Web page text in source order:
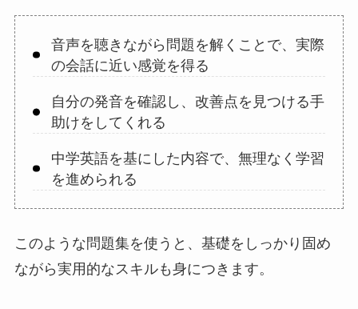
音声を聴きながら問題を解くことで、実際
の会話に近い感覚を得る
自分の発音を確認し、改善点を見つける手
助けをしてくれる
中学英語を基にした内容で、無理なく学習
を進められる
このような問題集を使うと、基礎をしっかり固め
ながら実用的なスキルも身につきます。